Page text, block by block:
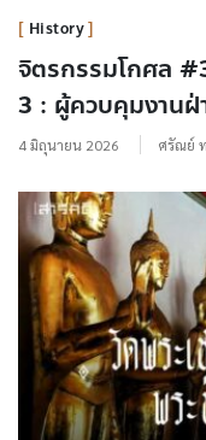
History
จิตรกรรมโกศล
3 : ผู้ควบคุมงานฝ่
4 มิถุนายน 2026 ศรัณย์